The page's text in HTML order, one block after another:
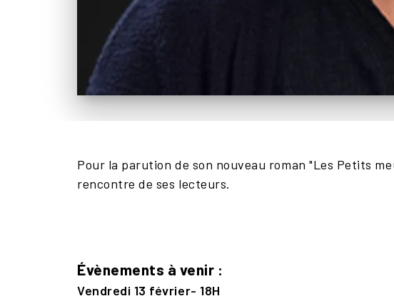
Pour la parution de son nouveau roman "Les Petits
rencontre de ses lecteurs.
Évènements à venir :
Vendredi 13 février- 18H